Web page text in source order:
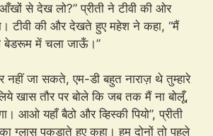
से देख लो?” प्रीती ने टीवी की ओर
टीवी की और देखते हुए महेश ने कहा, “मैं
बेडरूम में चला जाऊँ।”
नहीं जा सकते, एम-डी बहुत नाराज़ थे तुम्हारे
खास तौर पर बोले कि जब तक मैं ना बोलूँ,
आओ यहाँ बैठो और व्हिस्की पियो”, प्रीती
ग्लास पकड़ाते हुए कहा। हम दोनों तो पहले